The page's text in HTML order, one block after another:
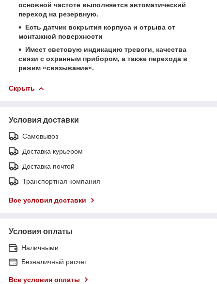
основной частоте выполняется автоматический
переход на резервную.
Есть датчик вскрытия корпуса и отрыва от
монтажной поверхности
Имеет световую индикацию тревоги, качества
связи с охранным прибором, а также перехода в
режим «связывание».
Скрыть
Условия доставки
Самовывоз
Доставка курьером
Доставка почтой
Транспортная компания
Все условия доставки
Условия оплаты
Наличными
Безналичный расчет
Все условия оплаты